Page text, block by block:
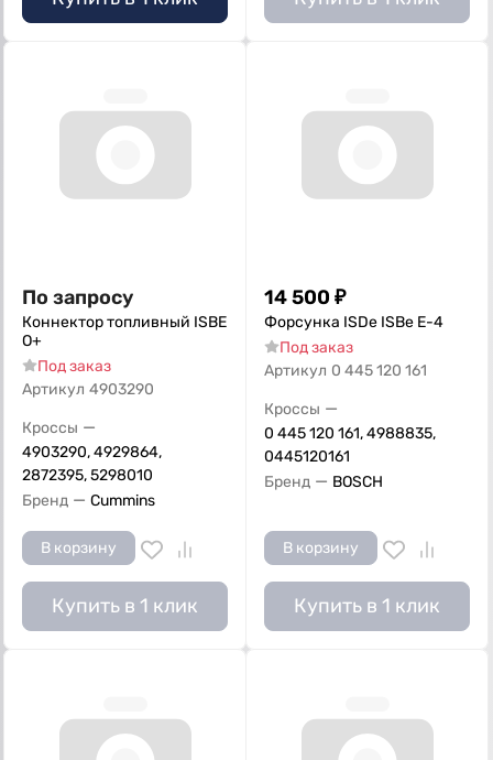
По запросу
Коннектор топливный ISBE
О+
Под заказ
Артикул 4903290
Кроссы —
4903290, 4929864,
2872395, 5298010
Бренд — Cummins
В корзину
Купить в 1 клик
14 500 ₽
Форсунка ISDe ISBe Е-4
Под заказ
Артикул 0 445 120 161
Кроссы —
0 445 120 161, 4988835,
0445120161
Бренд — BOSCH
В корзину
Купить в 1 клик